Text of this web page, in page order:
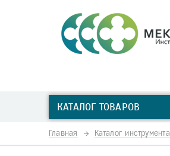
КАТАЛОГ ТОВАРОВ
Главная Каталог инструмента